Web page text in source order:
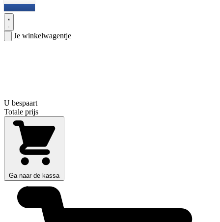
Je winkelwagentje
U bespaart
Totale prijs
Ga naar de kassa